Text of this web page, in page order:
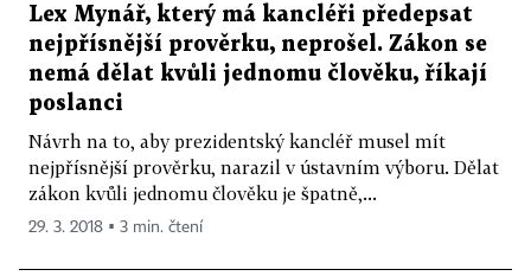
Lex Mynář, který má kancléři předepsat
nejpřísnější prověrku, neprošel. Zákon se
nemá dělat kvůli jednomu člověku, říkají
poslanci
Návrh na to, aby prezidentský kancléř musel mít
nejpřísnější prověrku, narazil v ústavním výboru. Dělat
zákon kvůli jednomu člověku je špatně,...
29. 3. 2018 ▪ 3 min. čtení